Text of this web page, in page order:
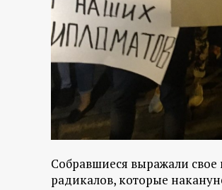
р
т
а
л
Собравшиеся выражали
радикалов, которые